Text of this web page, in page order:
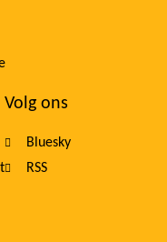
Volg ons
Bluesky
RSS